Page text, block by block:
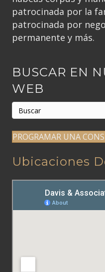
patrocinada por la
patrocinada por
permanente y más.
BUSCAR EN
WEB
PROGRAMAR UNA
Ubicaciones